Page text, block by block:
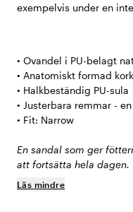
exempelvis under en
• Ovandel i PU-belagt
• Anatomiskt formad
• Halkbeständig PU-sula
• Justerbara remmar -
• Fit: Narrow
En sandal som ger
att fortsätta hela dagen.
Läs mindre